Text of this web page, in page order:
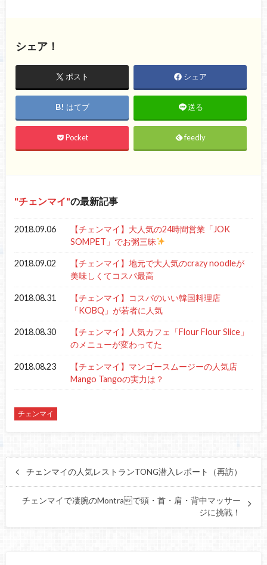
シェア！
ポスト シェア
はてブ 送る
Pocket feedly
チェンマイ の最新記事
2018.09.06
【チェンマイ】大人気の24時間営業「JOK
SOMPET」でお粥三昧
2018.09.02
【チェンマイ】地元で大人気のcrazy noodleが
美味しくてコスパ最高
2018.08.31
【チェンマイ】コスパのいい韓国料理店
「KOBQ」が若者に人気
2018.08.30
【チェンマイ】人気カフェ「Flour Flour Slice」
のメニューが変わってた
2018.08.23
【チェンマイ】マンゴースムージーの人気店
Mango Tangoの実力は？
チェンマイ
チェンマイの人気レストランTONG潜入レポート（再訪）
チェンマイで凄腕のMontraで頭・首・肩・背中マッサー
ジに挑戦！